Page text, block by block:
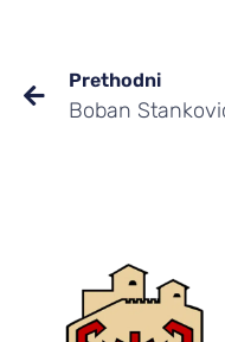
Prethodni
Boban